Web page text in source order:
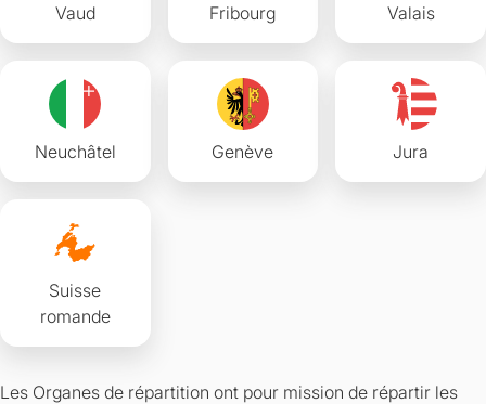
Vaud Fribourg Valais
Neuchâtel Genève Jura
Suisse
romande
Les Organes de répartition ont pour mission de répartir les